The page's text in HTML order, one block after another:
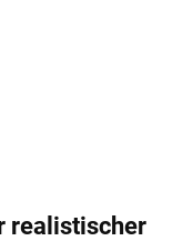
realistischer